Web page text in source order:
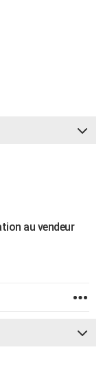
au vendeur